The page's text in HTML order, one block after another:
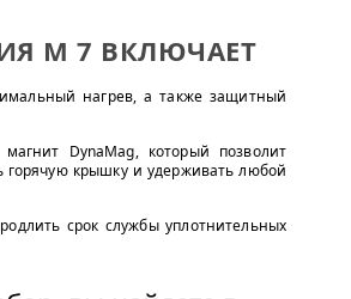
M 7 ВКЛЮЧАЕТ
нагрев, а также защитный
DynaMag, который позволит
горячую крышку и удерживать любой
срок службы уплотнительных